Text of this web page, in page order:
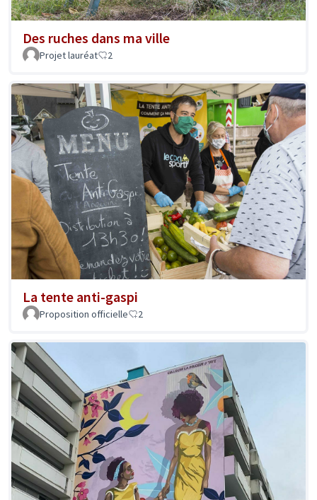
Des ruches dans ma ville
Projet lauréat 2
La tente anti-gaspi
Proposition officielle 2